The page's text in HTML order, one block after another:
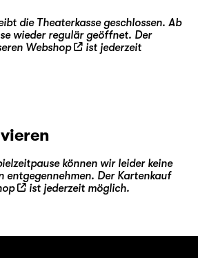
die Theaterkasse geschlossen. Ab
wieder regulär geöffnet. Der
Webshop
ist jederzeit
können wir leider keine
entgegennehmen. Der Kartenkauf
ist jederzeit möglich.